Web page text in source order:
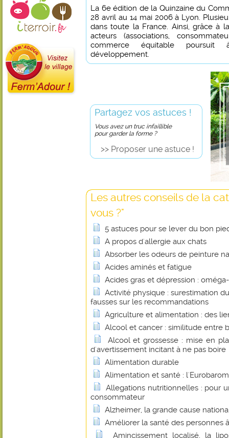
La 6e édition de la Quinzaine du
28 avril au 14 mai 2006 à Lyon.
dans toute la France. Ainsi, grâce à
acteurs (associations,
commerce équitable
développement.
Partagez vos astuces !
Vous avez un truc infaillible
pour garder la forme ?
>> Proposer une astuce !
Les autres conseils de la
vous ?"
5 astuces pour se lever du bon
A propos d'allergie aux chats
Absorber les odeurs de peinture
Acides aminés et fatigue
Acides gras et dépression :
Activité physique : surestimation
fausses sur les recommandations
Agriculture et alimentation : des
Alcool et cancer : similitude entre
Alcool et grossesse : mise en
d'avertissement incitant à ne pas boire
Alimentation durable
Alimentation et santé :
Allegations nutritionnelles : pour
consommateur
Alzheimer, la grande cause
Améliorer la santé des personnes
Amincissement localisé, la